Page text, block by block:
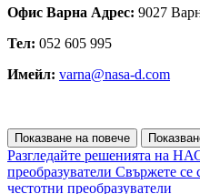
Офис Варна Адрес: 9027
Тел: 052 605 995
Имейл: varna@nasa-d.com
Показване на повече
Разгледайте решенията на
преобразуватели Свържете се
честотни преобразуватели